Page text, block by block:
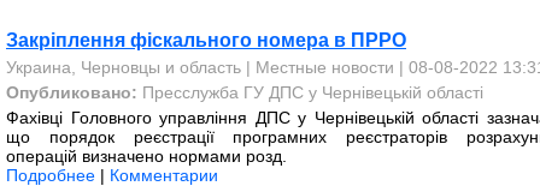
Закріплення фіскального номера в ПРРО
Украина, Черновцы и область | Местные новости | 08-08-2022
Опубликовано: Пресслужба ГУ ДПС у Чернівецькій області
Фахівці Головного управління ДПС у Чернівецькій області
що порядок реєстрації програмних реєстраторів
операцій визначено нормами розд.
Подробнее | Комментарии